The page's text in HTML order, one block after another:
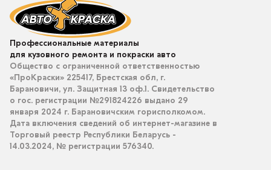
Профессиональные материалы
для кузовного ремонта и покраски авто
Общество с ограниченной ответственностью
«ПроКраски» 225417, Брестская обл, г.
Барановичи, ул. Защитная 13 оф.1. Свидетельство
о гос. регистрации №291824226 выдано 29
января 2024 г. Барановичским горисполкомом.
Дата включения сведений об интернет-магазине в
Торговый реестр Республики Беларусь -
14.03.2024, № регистрации 576340.